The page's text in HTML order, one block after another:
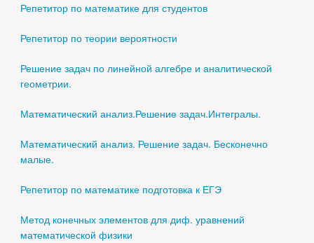
Репетитор по математике для студентов
Репетитор по теории вероятности
Решение задач по линейной алгебре и аналитической
геометрии.
Математический анализ.Решение задач.Интегралы.
Математический анализ. Решение задач. Бесконечно
малые.
Репетитор по математике подготовка к ЕГЭ
Метод конечных элементов для диф. уравнений
математической физики